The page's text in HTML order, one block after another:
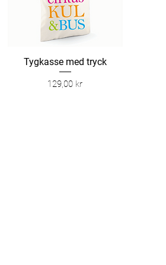
Snabbvisning
Tygkasse med tryck
Pris
129,00 kr